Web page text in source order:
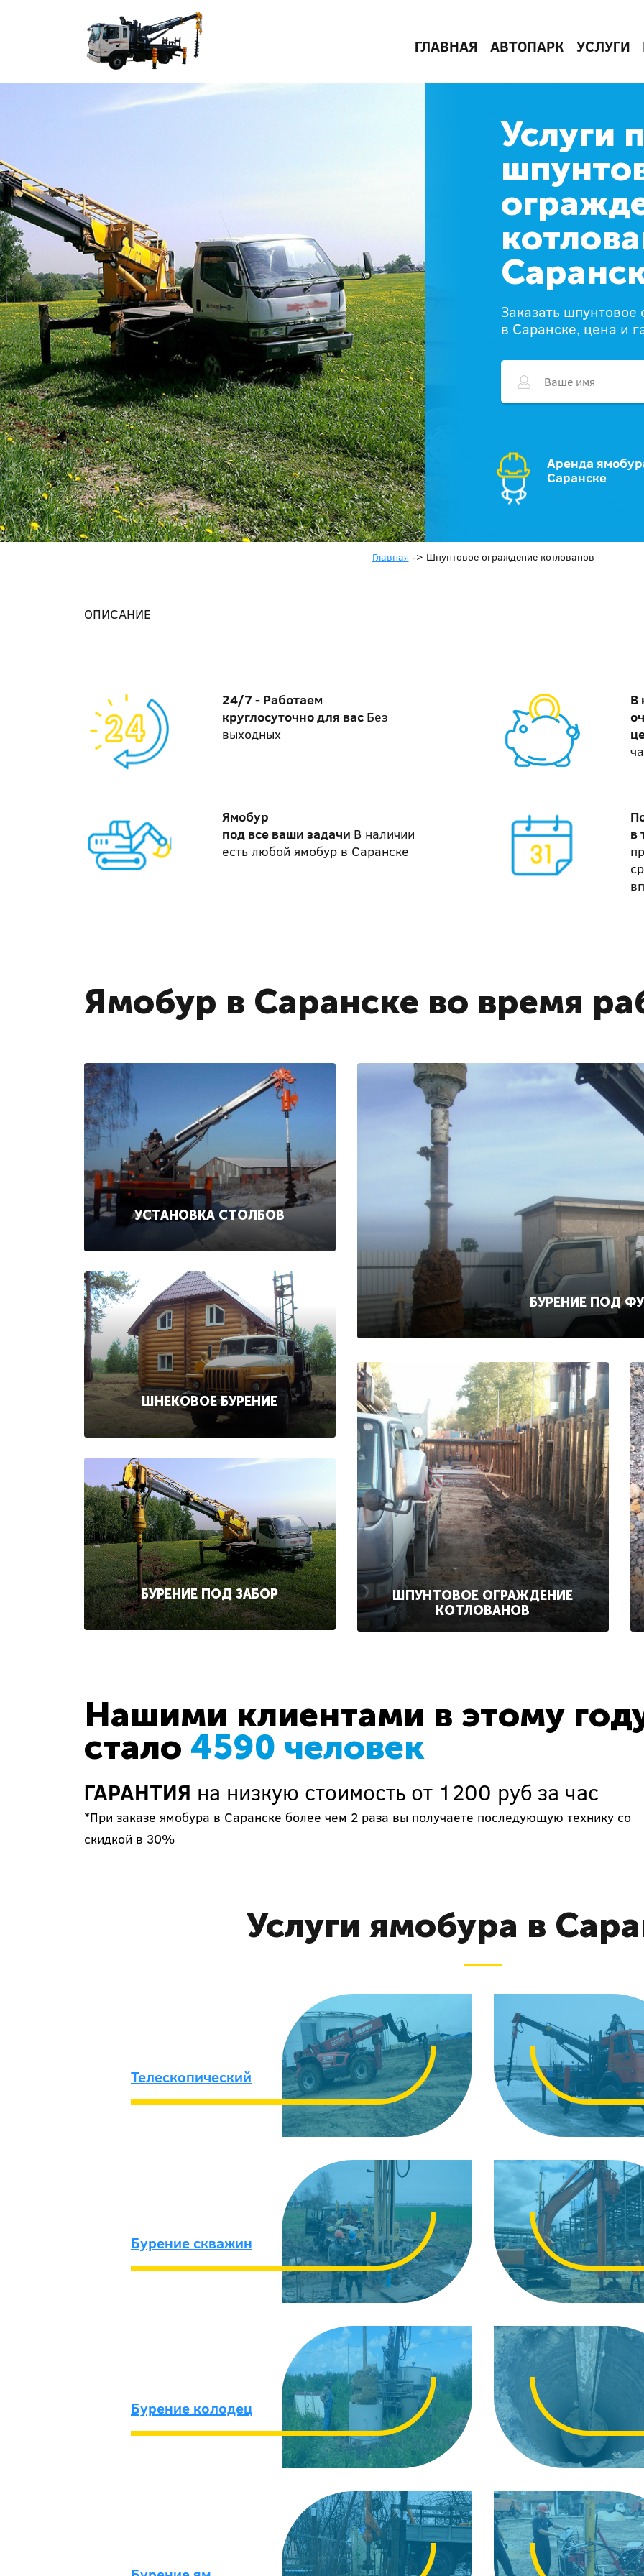
ГЛАВНАЯ АВТОПАРК УСЛУГИ
Услуги
Заказать
в Саранске, цена и
Аренда
Саранске
Главная -> Шпунтовое ограждение котлованов
ОПИСАНИЕ
24/7 - Работаем
круглосуточно для вас Без
выходных
В
Ямобур
под все ваши задачи В наличии
есть любой ямобур в Саранске
в
Ямобур в Саранске во время
УСТАНОВКА СТОЛБОВ
ШНЕКОВОЕ БУРЕНИЕ
БУРЕНИЕ ПОД ЗАБОР
БУРЕНИЕ ПОД
ШПУНТОВОЕ ОГРАЖДЕНИЕ
КОТЛОВАНОВ
Нашими клиентами в этому
стало 4590 человек
ГАРАНТИЯ на низкую стоимость от 1200 руб за час
*При заказе ямобура в Саранске более чем 2 раза вы получаете последующую технику со
скидкой в 30%
Услуги ямобура в
Телескопический
Бурение скважин
Бурение колодец